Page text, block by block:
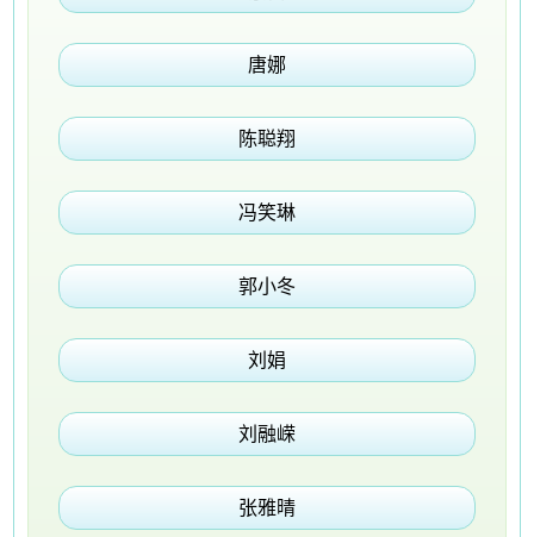
唐娜
陈聪翔
冯笑琳
郭小冬
刘娟
刘融嵘
张雅晴